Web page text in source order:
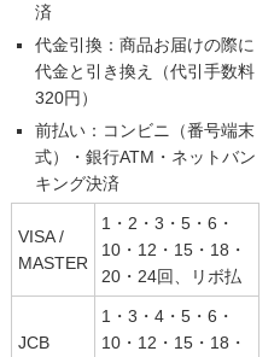
済
代金引換：商品お届けの際に
代金と引き換え（代引手数料
320円）
前払い：コンビニ（番号端末
式）・銀行ATM・ネットバン
キング決済
VISA /
MASTER
1・2・3・5・6・
10・12・15・18・
20・24回、リボ払
JCB
1・3・4・5・6・
10・12・15・18・